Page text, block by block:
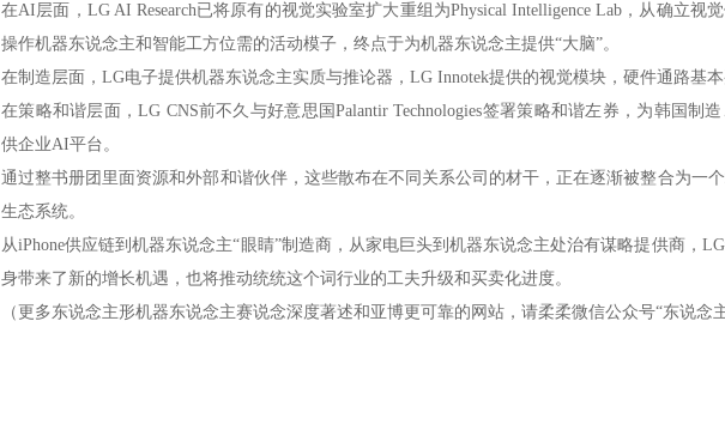
在AI层面，LG AI Research已将原有的视觉实验室扩大重组为Physical Intelligence Lab，从确立视
操作机器东说念主和智能工方位需的活动模子，终点于为机器东说念主提供“大脑”。
在制造层面，LG电子提供机器东说念主实质与推论器，LG Innotek提供的视觉模块，硬件通路基本
在策略和谐层面，LG CNS前不久与好意思国Palantir Technologies签署策略和谐左券，为韩国制
供企业AI平台。
通过整书册团里面资源和外部和谐伙伴，这些散布在不同关系公司的材干，正在逐渐被整合为一
生态系统。
从iPhone供应链到机器东说念主“眼睛”制造商，从家电巨头到机器东说念主处治有谋略提供商，
身带来了新的增长机遇，也将推动统统这个词行业的工夫升级和买卖化进度。
（更多东说念主形机器东说念主赛说念深度著述和亚博更可靠的网站，请柔柔微信公众号“东说念